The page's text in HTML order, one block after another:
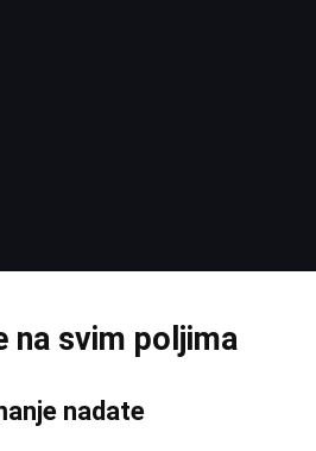
na svim poljima
nadate